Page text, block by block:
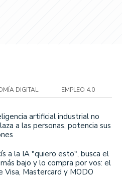
DIGITAL EMPLEO 4.0
artificial industrial no
a las personas, potencia sus
a la IA "quiero esto", busca el
bajo y lo compra por vos: el
Visa, Mastercard y MODO